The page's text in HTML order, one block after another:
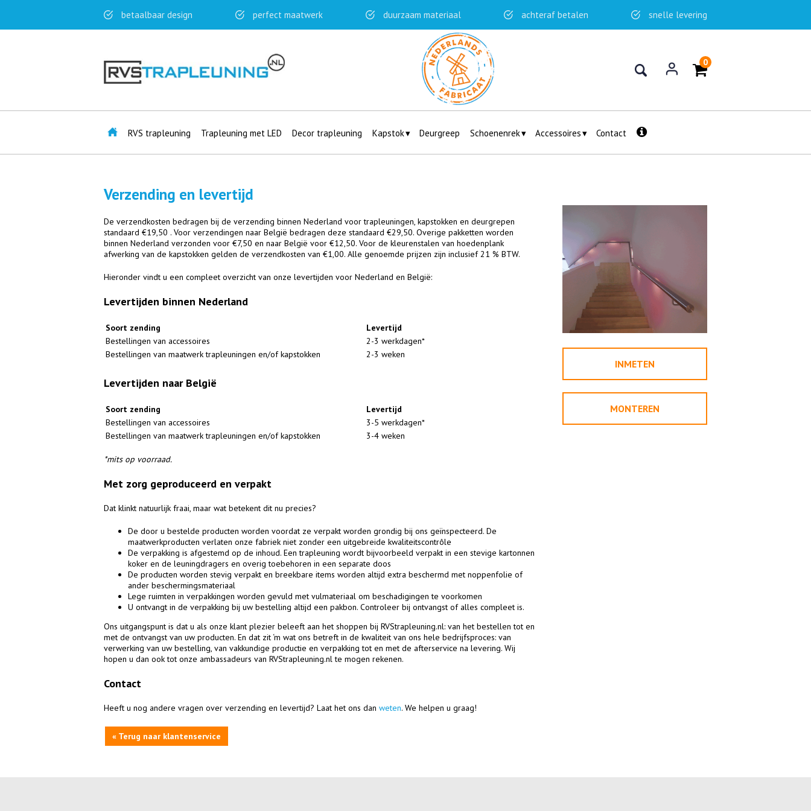
betaalbaar design perfect maatwerk duurzaam materiaal achteraf betalen snelle levering
0
RVS trapleuning Trapleuning met LED Decor trapleuning Kapstok Deurgreep Schoenenrek Accessoires Contact
Verzending en levertijd
De verzendkosten bedragen bij de verzending binnen Nederland voor trapleuningen, kapstokken en deurgrepen
standaard €19,50 . Voor verzendingen naar België bedragen deze standaard €29,50. Overige pakketten worden
binnen Nederland verzonden voor €7,50 en naar België voor €12,50. Voor de kleurenstalen van hoedenplank
afwerking van de kapstokken gelden de verzendkosten van €1,00. Alle genoemde prijzen zijn inclusief 21 % BTW.
Hieronder vindt u een compleet overzicht van onze levertijden voor Nederland en België:
Levertijden binnen Nederland
Soort zending
Levertijd
Bestellingen van accessoires
2-3 werkdagen*
Bestellingen van maatwerk trapleuningen en/of kapstokken
2-3 weken
Levertijden naar België
Soort zending
Levertijd
Bestellingen van accessoires
3-5 werkdagen*
Bestellingen van maatwerk trapleuningen en/of kapstokken
3-4 weken
*mits op voorraad.
Met zorg geproduceerd en verpakt
Dat klinkt natuurlijk fraai, maar wat betekent dit nu precies?
De door u bestelde producten worden voordat ze verpakt worden grondig bij ons geïnspecteerd. De
maatwerkproducten verlaten onze fabriek niet zonder een uitgebreide kwaliteitscontrôle
De verpakking is afgestemd op de inhoud. Een trapleuning wordt bijvoorbeeld verpakt in een stevige kartonnen
koker en de leuningdragers en overig toebehoren in een separate doos
De producten worden stevig verpakt en breekbare items worden altijd extra beschermd met noppenfolie of
ander beschermingsmateriaal
Lege ruimten in verpakkingen worden gevuld met vulmateriaal om beschadigingen te voorkomen
U ontvangt in de verpakking bij uw bestelling altijd een pakbon. Controleer bij ontvangst of alles compleet is.
Ons uitgangspunt is dat u als onze klant plezier beleeft aan het shoppen bij RVStrapleuning.nl: van het bestellen tot en
met de ontvangst van uw producten. En dat zit ‘m wat ons betreft in de kwaliteit van ons hele bedrijfsproces: van
verwerking van uw bestelling, van vakkundige productie en verpakking tot en met de afterservice na levering. Wij
hopen u dan ook tot onze ambassadeurs van RVStrapleuning.nl te mogen rekenen.
Contact
Heeft u nog andere vragen over verzending en levertijd? Laat het ons dan weten. We helpen u graag!
« Terug naar klantenservice
INMETEN
MONTEREN